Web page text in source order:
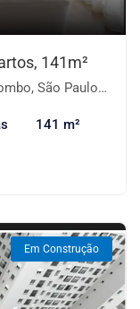
141m²
São Paulo-SP
141 m²
Em Construção